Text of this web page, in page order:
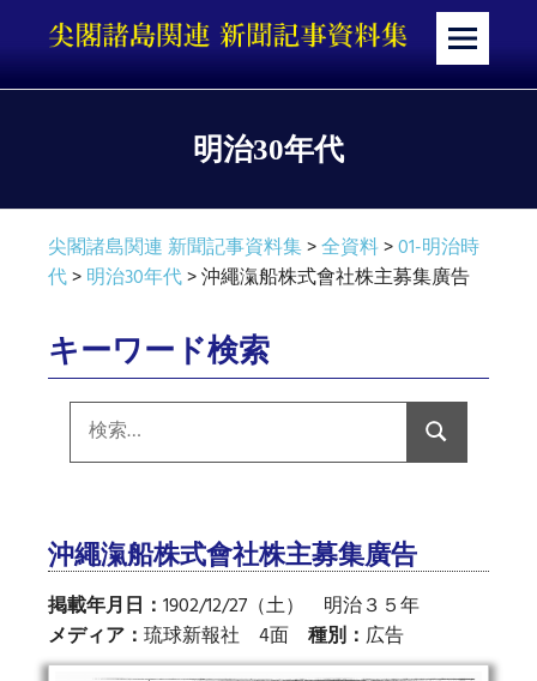
テ
メ
明治30年代
尖閣諸島関連 新聞記事資料集>全資料>01-明治時
代>明治30年代>沖繩滊船株式會社株主募集廣告
キーワード検索
索:
検
索
沖繩滊船株式會社株主募集廣告
掲載年月日： 1902/12/27（土） 明治３５年
メディア： 琉球新報社 4面 種別： 広告